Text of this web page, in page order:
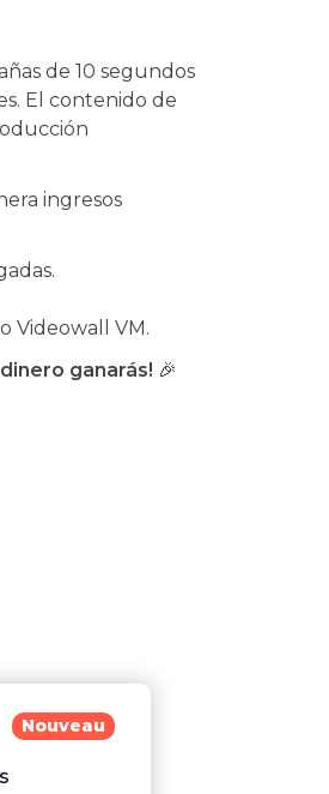
de 10 segundos
El contenido de
ingresos
Videowall VM.
ganarás! 🎉
Nouveau